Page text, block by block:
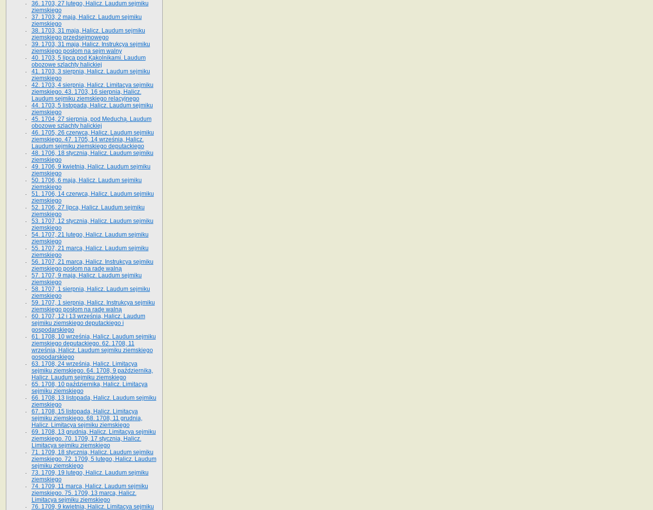
36. 1703, 27 lutego, Halicz. Laudum sejmiku
ziemskiego
37. 1703, 2 maja, Halicz. Laudum sejmiku
ziemskiego
38. 1703, 31 maja, Halicz. Laudum sejmiku
ziemskiego przedsejmowego
39. 1703, 31 maja, Halicz. Instrukcya sejmiku
ziemskiego posłom na sejm walny
40. 1703, 5 lipca pod Kąkolnikami. Laudum
obozowe szlachty halickiej
41­. 1703, 3 sierpnia, Halicz. Laudum sejmiku
ziemskiego
42. 1703, 4 sierpnia, Halicz. Limitacya sejmiku
ziemskiego. 43. 1703, 16 sierpnia, Halicz.
Laudum sejmiku ziemskiego relacyjnego
44. 1703, 5 listopada, Halicz. Laudum sejmiku
ziemskiego
45. 1704, 27 sierpnia, pod Meduchą. Laudum
obozowe szlachty halickiej
46. 1705, 26 czerwca, Halicz. Laudum sejmiku
ziemskiego. 47. 1705, 14 września, Halicz.
Laudum sejmiku ziemskiego deputackiego
48. 1706, 18 stycznia, Halicz. Laudum sejmiku
ziemskiego
49. 1706, 9 kwietnia, Halicz. Laudum sejmiku
ziemskiego
50. 1706, 6 maja, Halicz. Laudum sejmiku
ziemskiego
51. 1706, 14 czerwca, Halicz. Laudum sejmiku
ziemskiego
52. 1706, 27 lipca, Halicz. Laudum sejmiku
ziemskiego
53. 1707, 12 stycznia, Halicz. Laudum sejmiku
ziemskiego
54. 1707, 21 lutego, Halicz. Laudum sejmiku
ziemskiego
55. 1707, 21 marca, Halicz. Laudum sejmiku
ziemskiego
56. 1707, 21 marca, Halicz. Instrukcya sejmiku
ziemskiego posłom na radę walną
57. 1707, 9 maja, Halicz. Laudum sejmiku
ziemskiego
58. 1707, 1 sierpnia, Halicz. Laudum sejmiku
ziemskiego
59. 1707, 1 sierpnia, Halicz. Instrukcya sejmiku
ziemskiego posłom na radę walną
60. 1707, 12 i 13 września, Halicz. Laudum
sejmiku ziemskiego deputackiego i
gospodarskiego
61. 1708, 10 września, Halicz. Laudum sejmiku
ziemskiego deputackiego. 62. 1708, 11
września, Halicz. Laudum sejmiku ziemskiego
gospodarskiego
63. 1708, 24 września, Halicz. Limitacya
sejmiku ziemskiego. 64. 1708, 9 października,
Halicz. Laudum sejmiku ziemskiego
65­. 1708, 10 października, Halicz. Limitacya
sejmiku ziemskiego
66. 1708, 13 listopada, Halicz. Laudum sejmiku
ziemskiego
67. 1708, 15 listopada, Halicz. Limitacya
sejmiku ziemskiego. 68. 1708, 11 grudnia,
Halicz. Limitacya sejmiku ziemskiego
69. 1708, 13 grudnia, Halicz. Limitacya sejmiku
ziemskiego. 70. 1709, 17 stycznia, Halicz.
Limitacya sejmiku ziemskiego
71. 1709, 18 stycznia, Halicz. Laudum sejmiku
ziemskiego. 72. 1709, 5 lutego, Halicz. Laudum
sejmiku ziemskiego
73. 1709, 19 lutego, Halicz. Laudum sejmiku
ziemskiego
74. 1709, 11 marca, Halicz. Laudum sejmiku
ziemskiego. 75. 1709, 13 marca, Halicz.
Limitacya sejmiku ziemskiego
76. 1709, 9 kwietnia, Halicz. Limitacya sejmiku